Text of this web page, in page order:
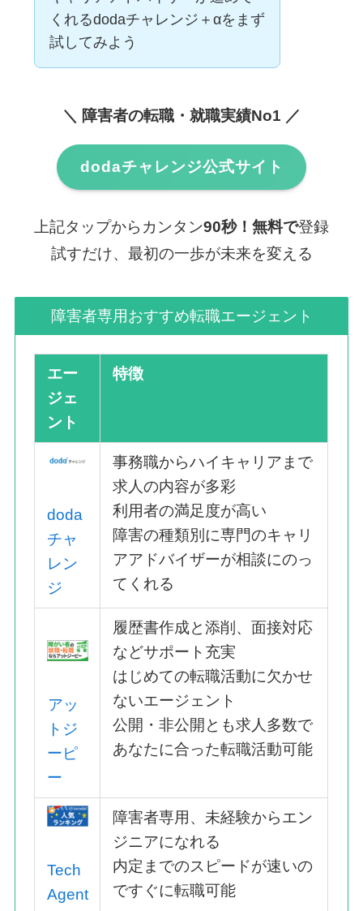
くれるdodaチャレンジ＋αをまず
試してみよう
＼ 障害者の転職・就職実績No1 ／
dodaチャレンジ公式サイト
上記タップからカンタン90秒！無料で登録
試すだけ、最初の一歩が未来を変える
障害者専用おすすめ転職エージェント
エー
ジェ
ント
特徴
doda
チャ
レン
ジ
事務職からハイキャリアまで
求人の内容が多彩
利用者の満足度が高い
障害の種類別に専門のキャリ
アアドバイザーが相談にのっ
てくれる
アッ
トジ
ーピ
ー
履歴書作成と添削、面接対応
などサポート充実
はじめての転職活動に欠かせ
ないエージェント
公開・非公開とも求人多数で
あなたに合った転職活動可能
Tech
Agent
障害者専用、未経験からエン
ジニアになれる
内定までのスピードが速いの
ですぐに転職可能